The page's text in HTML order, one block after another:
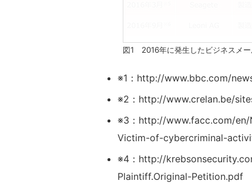
図1 2016年に発生したビジネスメー
※1：http://www.bbc.com/
※2：http://www.crelan.be/
※3：http://www.facc.com/en/
Victim-of-cybercriminal-
※4：http://
Plaintiff.Original-Petition.pdf